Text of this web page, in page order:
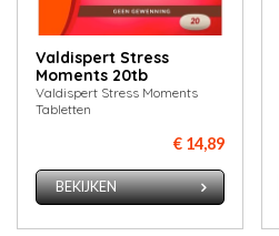
Valdispert Stress
Moments 20tb
Valdispert Stress Moments
Tabletten
€ 14,89
BEKIJKEN